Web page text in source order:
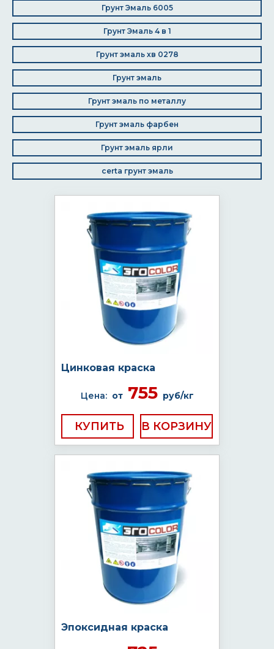
Грунт Эмаль 6005
Грунт Эмаль 4 в 1
Грунт эмаль хв 0278
Грунт эмаль
Грунт эмаль по металлу
Грунт эмаль фарбен
Грунт эмаль ярли
certa грунт эмаль
Цинковая краска
Цена: от755 руб/кг
КУПИТЬ
Эпоксидная краска